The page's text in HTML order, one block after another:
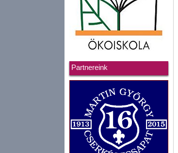
Partnereink